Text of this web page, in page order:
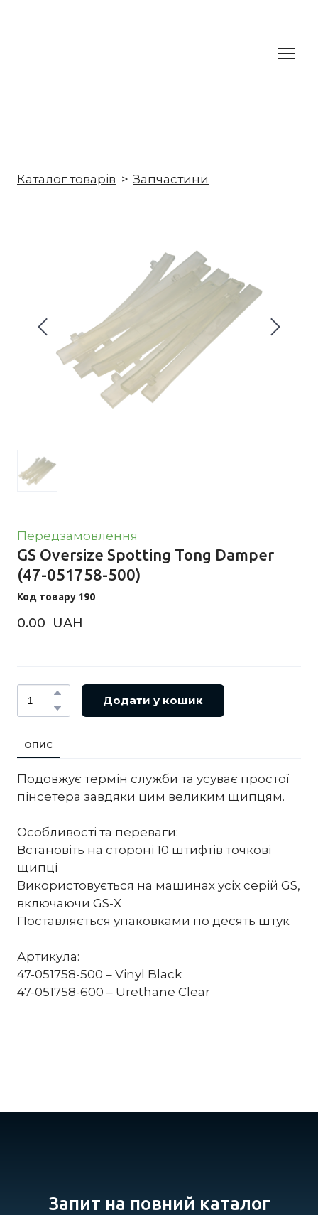
Каталог товарів Запчастини
Передзамовлення
GS Oversize Spotting Tong Damper
(47-051758-500)
Код товару 190
0.00  UAH
Додати у кошик
ОПИС
Подовжує термін служби та усуває простої
пінсетера завдяки цим великим щипцям.
Особливості та переваги:
Встановіть на стороні 10 штифтів точкові
щипці
Використовується на машинах усіх серій GS,
включаючи GS-X
Поставляється упаковками по десять штук
Артикула:
47-051758-500 – Vinyl Black
47-051758-600 – Urethane Clear
Запит на повний каталог